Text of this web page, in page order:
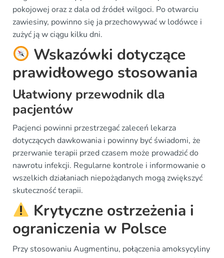
pokojowej oraz z dala od źródeł wilgoci. Po otwarciu
zawiesiny, powinno się ja przechowywać w lodówce i
zużyć ją w ciągu kilku dni.
Wskazówki dotyczące
prawidłowego stosowania
Ułatwiony przewodnik dla
pacjentów
Pacjenci powinni przestrzegać zaleceń lekarza
dotyczących dawkowania i powinny być świadomi, że
przerwanie terapii przed czasem może prowadzić do
nawrotu infekcji. Regularne kontrole i informowanie o
wszelkich działaniach niepożądanych mogą zwiększyć
skuteczność terapii.
Krytyczne ostrzeżenia i
ograniczenia w Polsce
Przy stosowaniu Augmentinu, połączenia amoksycyliny